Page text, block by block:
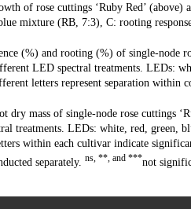
of rose cuttings ‘Ruby Red’
mixture (RB, 7:3), C: rooting
(%) and rooting (%) of single-node
LED spectral treatments. LEDs:
letters represent separation within
dry mass of single-node rose cuttings
treatments. LEDs: white, red, green,
within each cultivar indicate
separately. ns, **, and ***not